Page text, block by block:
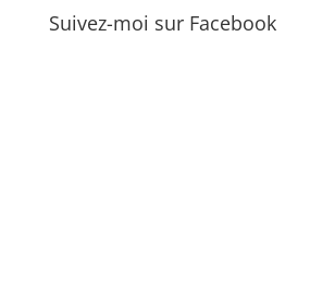
Suivez-moi sur Facebook